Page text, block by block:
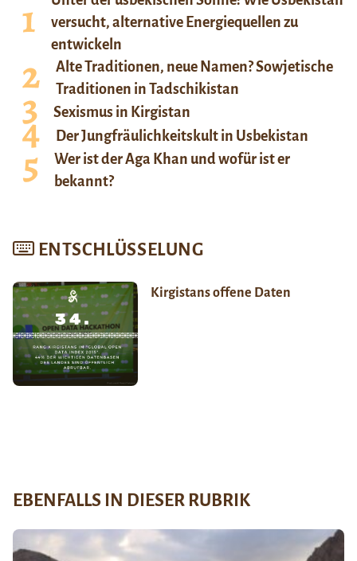
versucht, alternative Energiequellen zu
entwickeln
Alte Traditionen, neue Namen? Sowjetische
Traditionen in Tadschikistan
Sexismus in Kirgistan
Der Jungfräulichkeitskult in Usbekistan
Wer ist der Aga Khan und wofür ist er
bekannt?
ENTSCHLÜSSELUNG
Kirgistans offene Daten
EBENFALLS IN DIESER RUBRIK